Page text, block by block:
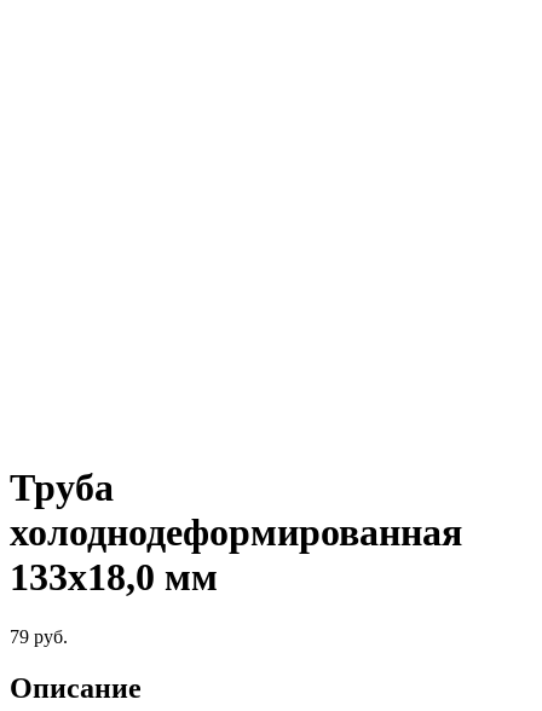
Труба
холоднодеформированная
133х18,0 мм
79 руб.
Описание